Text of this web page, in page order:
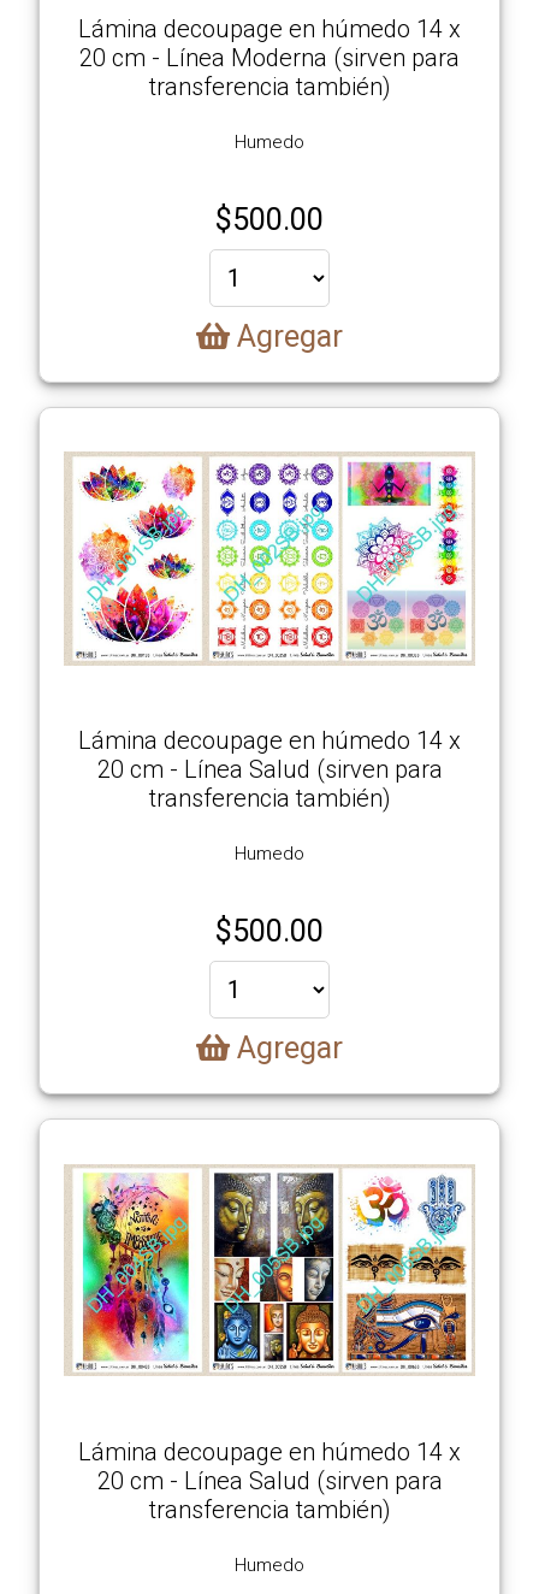
Lámina decoupage en húmedo 14 x
20 cm - Línea Moderna (sirven para
transferencia también)
Humedo
$500.00
Agregar
Lámina decoupage en húmedo 14 x
20 cm - Línea Salud (sirven para
transferencia también)
Humedo
$500.00
Agregar
Lámina decoupage en húmedo 14 x
20 cm - Línea Salud (sirven para
transferencia también)
Humedo